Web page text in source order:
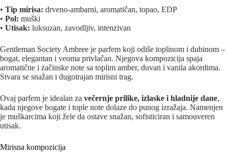
• Tip mirisa: drveno-ambarni, aromatičan, topao, EDP
• Pol: muški
• Utisak: luksuzan, zavodljiv, intenzivan
Gentleman Society Ambree je parfem koji odiše toplinom i dubinom –
bogat, elegantan i veoma privlačan. Njegova kompozicija spaja
aromatične i začinske note sa toplim amber, duvan i vanila akordima.
Stvara se snažan i dugotrajan mirisni trag.
Ovaj parfem je idealan za večernje prilike, izlaske i hladnije dane,
kada njegove bogate i tople note dolaze do punog izražaja. Namenjen
je muškarcima koji žele da ostave snažan, sofisticiran i samouveren
utisak.
Mirisna kompozicija